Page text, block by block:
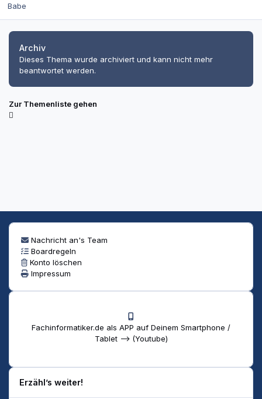
Babe
Archiv
Dieses Thema wurde archiviert und kann nicht mehr
beantwortet werden.
Zur Themenliste gehen
Nachricht an's Team
Boardregeln
Konto löschen
Impressum
Fachinformatiker.de als APP auf Deinem Smartphone /
Tablet --> (Youtube)
Erzähl’s weiter!